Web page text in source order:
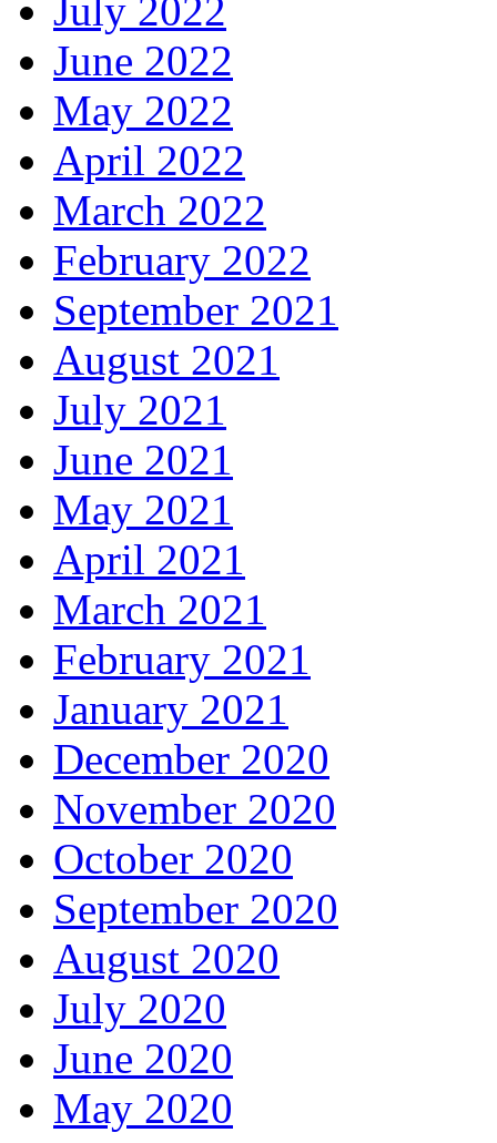
July 2022
June 2022
May 2022
April 2022
March 2022
February 2022
September 2021
August 2021
July 2021
June 2021
May 2021
April 2021
March 2021
February 2021
January 2021
December 2020
November 2020
October 2020
September 2020
August 2020
July 2020
June 2020
May 2020